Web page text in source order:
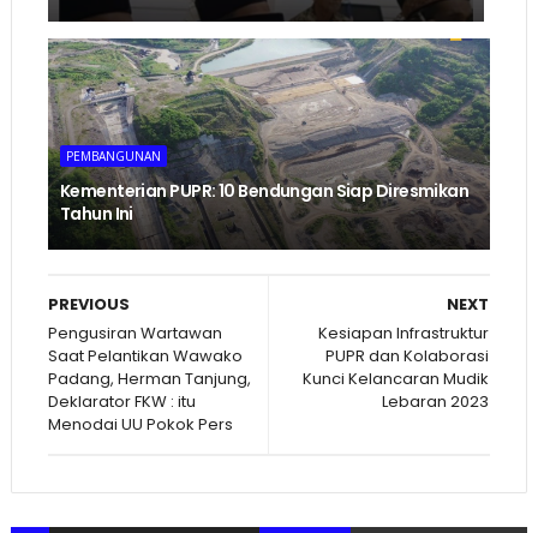
PEMBANGUNAN
Kementerian PUPR: 10 Bendungan Siap Diresmikan
Tahun Ini
NEXT
Kesiapan Infrastruktur
PUPR dan Kolaborasi
Kunci Kelancaran Mudik
Lebaran 2023
PREVIOUS
Pengusiran Wartawan
Saat Pelantikan Wawako
Padang, Herman Tanjung,
Deklarator FKW : itu
Menodai UU Pokok Pers